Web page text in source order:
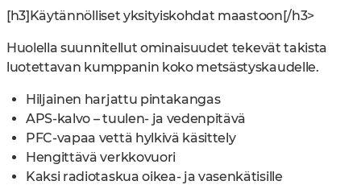
[h3]Käytännölliset yksityiskohdat maastoon[/h3>
Huolella suunnitellut ominaisuudet tekevät takista
luotettavan kumppanin koko metsästyskaudelle.
Hiljainen harjattu pintakangas
APS-kalvo – tuulen- ja vedenpitävä
PFC-vapaa vettä hylkivä käsittely
Hengittävä verkkovuori
Kaksi radiotaskua oikea- ja vasenkätisille